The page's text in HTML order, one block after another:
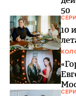
50
10